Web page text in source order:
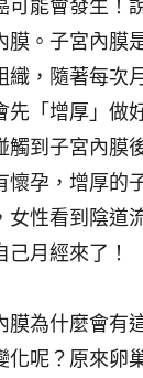
膜。子宮內膜
織，隨著每次
先「增厚」做
觸到子宮內膜
懷孕，增厚的
女性看到陰道
月經來了！
膜為什麼會有
化呢？原來卵